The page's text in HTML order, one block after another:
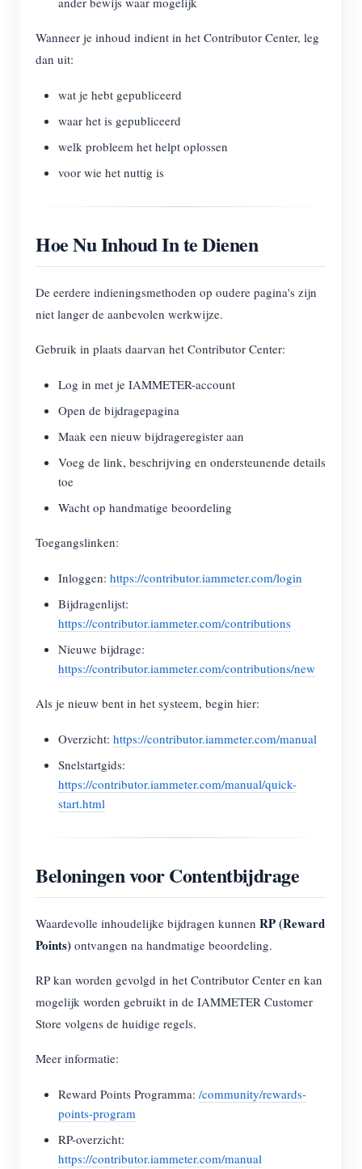
Wanneer je inhoud indient in het Contributor Center, leg
dan uit:
wat je hebt gepubliceerd
waar het is gepubliceerd
welk probleem het helpt oplossen
voor wie het nuttig is
Hoe Nu Inhoud In te Dienen
De eerdere indieningsmethoden op oudere pagina's zijn
niet langer de aanbevolen werkwijze.
Gebruik in plaats daarvan het Contributor Center:
Log in met je IAMMETER-account
Open de bijdragepagina
Maak een nieuw bijdrageregister aan
Voeg de link, beschrijving en ondersteunende details
toe
Wacht op handmatige beoordeling
Toegangslinken:
Inloggen: https://contributor.iammeter.com/login
Bijdragenlijst:
https://contributor.iammeter.com/contributions
Nieuwe bijdrage:
https://contributor.iammeter.com/contributions/new
Als je nieuw bent in het systeem, begin hier:
Overzicht: https://contributor.iammeter.com/manual
Snelstartgids:
https://contributor.iammeter.com/manual/quick-
start.html
Beloningen voor Contentbijdrage
Waardevolle inhoudelijke bijdragen kunnen RP (Reward
Points) ontvangen na handmatige beoordeling.
RP kan worden gevolgd in het Contributor Center en kan
mogelijk worden gebruikt in de IAMMETER Customer
Store volgens de huidige regels.
Meer informatie:
Reward Points Programma: /community/rewards-
points-program
RP-overzicht:
https://contributor.iammeter.com/manual